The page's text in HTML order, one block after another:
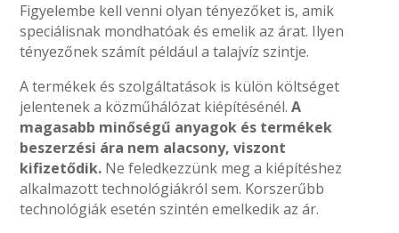
Figyelembe kell venni olyan tényezőket is, amik
speciálisnak mondhatóak és emelik az árat. Ilyen
tényezőnek számít például a talajvíz szintje.
A termékek és szolgáltatások is külön költséget
jelentenek a közműhálózat kiépítésénél. A
magasabb minőségű anyagok és termékek
beszerzési ára nem alacsony, viszont
kifizetődik. Ne feledkezzünk meg a kiépítéshez
alkalmazott technológiákról sem. Korszerűbb
technológiák esetén szintén emelkedik az ár.